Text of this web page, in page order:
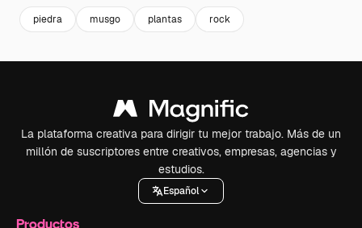
piedra musgo plantas rock
La plataforma creativa para dirigir tu mejor trabajo. Más de un
millón de suscriptores entre creativos, empresas, agencias y
estudios.
Español
Productos